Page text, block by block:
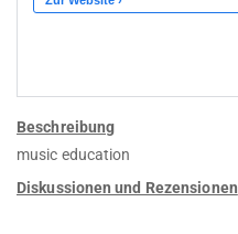
Beschreibung
music education
Diskussionen und Rezensionen